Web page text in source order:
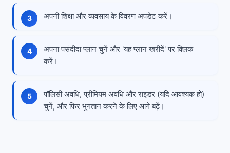
अपनी शिक्षा और व्यवसाय के विवरण अपडेट करें।
अपना पसंदीदा प्लान चुनें और 'यह प्लान खरीदें' पर क्लिक
करें।
पॉलिसी अवधि, प्रीमियम अवधि और राइडर (यदि आवश्यक हो)
चुनें, और फिर भुगतान करने के लिए आगे बढ़ें।